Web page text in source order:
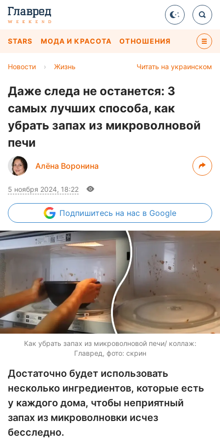
STARS МОДА И КРАСОТА ОТНОШЕНИЯ
Читать на украинском
Новости › Жизнь
Даже следа не останется: 3
самых лучших способа, как
убрать запах из микроволновой
печи
Алёна Воронина
5 ноября 2024, 18:22
Подпишитесь на нас в Google
Как убрать запах из микроволновой печи/ коллаж:
Главред, фото: скрин
Достаточно будет использовать
несколько ингредиентов, которые есть
у каждого дома, чтобы неприятный
запах из микроволновки исчез
бесследно.